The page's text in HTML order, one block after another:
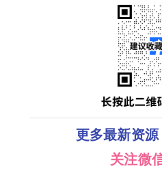
更多最新资
关注微